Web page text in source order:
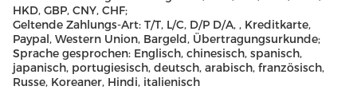
HKD, GBP, CNY, CHF;
Geltende Zahlungs-Art: T/T, L/C, D/P D/A, , Kreditkarte,
Paypal, Western Union, Bargeld, Übertragungsurkunde;
Sprache gesprochen: Englisch, chinesisch, spanisch,
japanisch, portugiesisch, deutsch, arabisch, französisch,
Russe, Koreaner, Hindi, italienisch